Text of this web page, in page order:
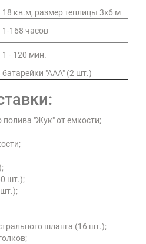
18 кв.м, размер теплицы 3х6 м
1-168 часов
1 - 120 мин.
батарейки "ААА" (2 шт.)
полива "Жук" от емкости;
шт.);
шланга (16 шт.);